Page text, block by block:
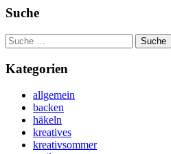
Suche
Suche
nach:
Kategorien
allgemein
backen
häkeln
kreatives
kreativsommer